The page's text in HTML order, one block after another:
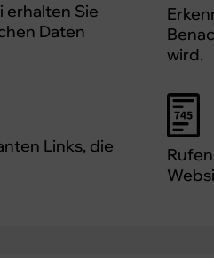
erhalten Sie
Daten
wird.
Links, die